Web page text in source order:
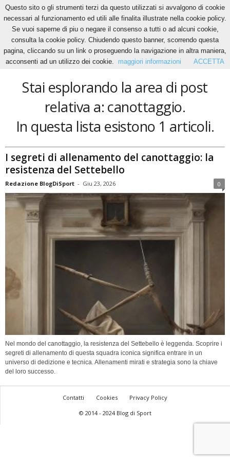
Home Tags Canottaggio
canottaggio
Stai esplorando la area di post
relativa a: canottaggio.
In questa lista esistono 1 articoli.
I segreti di allenamento del canottaggio: la
resistenza del Settebello
Redazione BlogDiSport - Giu 23, 2026 0
Nel mondo del canottaggio, la resistenza del Settebello è leggenda. Scoprire i
segreti di allenamento di questa squadra iconica significa entrare in un
universo di dedizione e tecnica. Allenamenti mirati e strategia sono la chiave
del loro successo.
Contatti Cookies
Privacy Policy
© 2014 - 2024 Blog di Sport
Questo sito o gli strumenti terzi da questo utilizzati si avvalgono di cookie
necessari al funzionamento ed utili alle finalita illustrate nella cookie policy.
Se vuoi saperne di piu o negare il consenso a tutti o ad alcuni cookie,
consulta la cookie policy. Chiudendo questo banner, scorrendo questa
pagina, cliccando su un link o proseguendo la navigazione in altra maniera,
acconsenti ad un utilizzo dei cookie.
maggiori informazioni ACCETTA